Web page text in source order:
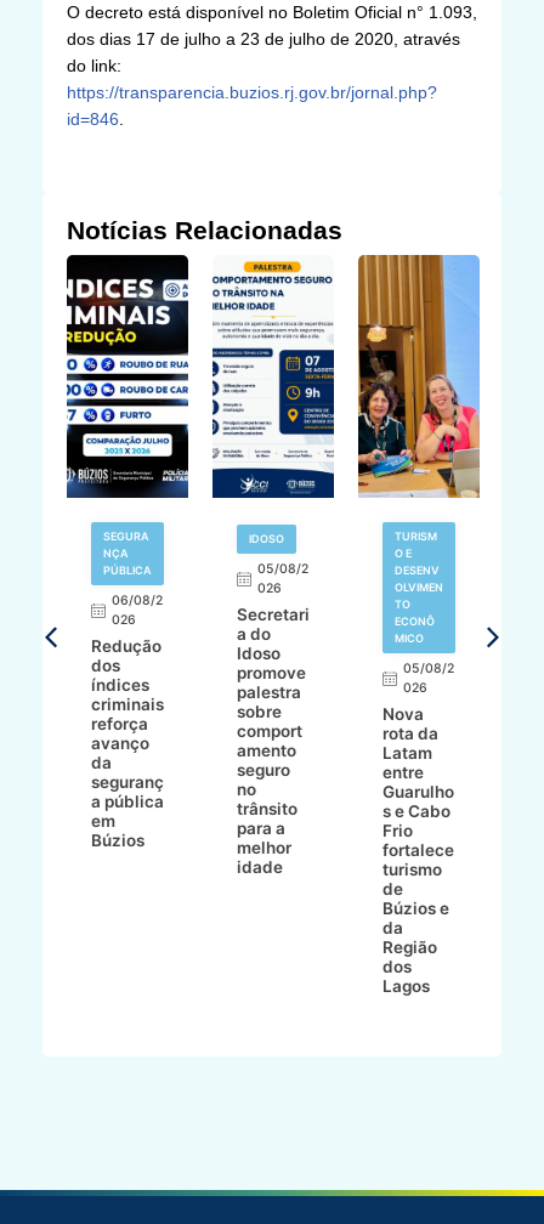
O decreto está disponível no Boletim Oficial n° 1.093,
dos dias 17 de julho a 23 de julho de 2020, através
do link:
https://transparencia.buzios.rj.gov.br/jornal.php?
id=846
Notícias Relacionadas
SEGURA
NÇA
PÚBLICA
06/08/2
026
Redução
dos
índices
criminais
reforça
avanço
da
seguranç
a pública
em
Búzios
IDOSO
05/08/2
026
Secretari
a do
Idoso
promove
palestra
sobre
comport
amento
seguro
no
trânsito
para a
melhor
idade
TURISM
O E
DESENV
OLVIMEN
TO
ECONÔ
MICO
05/08/2
026
Nova
rota da
Latam
entre
Guarulho
s e Cabo
Frio
fortalece
turismo
de
Búzios e
da
Região
dos
Lagos